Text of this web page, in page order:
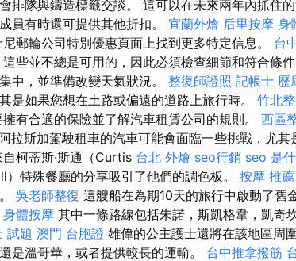
排隊與鑄造標籤交談。 這可以在未來兩年內抓住
員有時還可提供其他折扣。 宜蘭外燴 后里按摩 身
郵輪公司特別優惠頁面上找到更多特定信息。 台
這些並不總是可用的，因此必須檢查細節和符合條
中，並準備改變天氣狀況。 整復師證照 記帳士 歷
是如果您想在土路或偏遠的道路上旅行時。 竹北
有合適的保險並了解汽車租賃公司的規則。 西區
拉斯加駕駛租車的汽車可能會面臨一些挑戰，尤
柯蒂斯·斯通（Curtis 台北 外燴 seo行銷 seo 是
）特殊餐廳的分享吸引了他們的調色板。 按摩 推薦
吳老師整復 這艘船在為期10天的旅行中啟動了舊
身體按摩 其中一條路線包括朱諾，斯凱格韋，凱奇
試題 澳門 台胞證 雄偉的公主護士還將在該地區周
是溫哥華，或者提供較長的運輸。 台中推拿撥筋